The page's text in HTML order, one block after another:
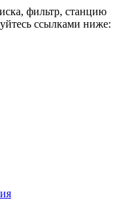
фильтр, станцию
ссылками ниже: